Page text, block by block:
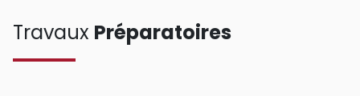
Travaux Préparatoires